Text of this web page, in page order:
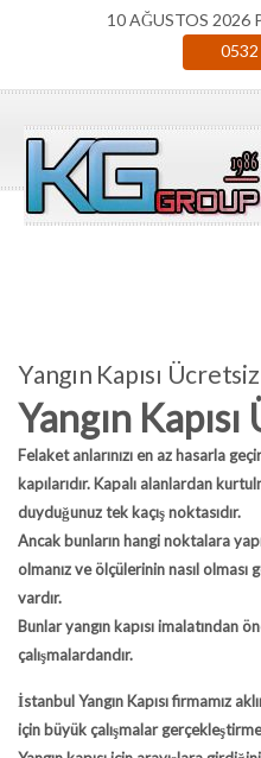
10 AĞUSTOS 2026
Yangın Kapısı
Yangın
Felaket anlarınızı en az hasarla
kapılarıdır. Kapalı alanlardan
duyduğunuz tek kaçış noktasıdır.
Ancak bunların hangi noktalara
olmanız ve ölçülerinin nasıl
vardır.
Bunlaryangın kapısıimalatından
çalışmalardandır.
İstanbul Yangın Kapısıfirmamız
için büyük çalışmalar